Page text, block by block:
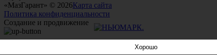
«МазГарант» © 2026Карта сайта
Политика конфиденциальности
Создание и продвижение
Хорошо